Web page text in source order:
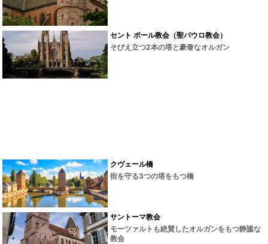
セント ポール教会（聖パウロ教会）
そびえ立つ2本の塔と豪奢なオルガン
クヴェール橋
街を守る3つの塔をもつ橋
サントーマ教会
モーツァルトも絶賛したオルガンをもつ静謐な
教会